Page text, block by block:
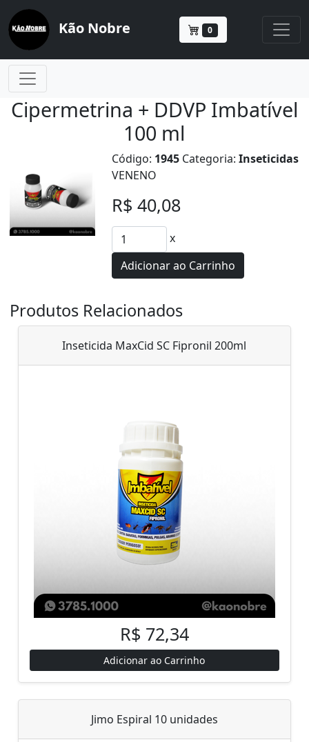
Kão Nobre 0
Cipermetrina + DDVP Imbatível
100 ml
Código: 1945 Categoria:Inseticidas
VENENO
R$ 40,08
x
Adicionar ao Carrinho
Produtos Relacionados
Inseticida MaxCid SC Fipronil 200ml
R$ 72,34
Adicionar ao Carrinho
Jimo Espiral 10 unidades